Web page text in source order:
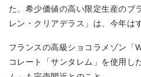
た、希少価値の高い限定生産のブ
レン・クリアデラス」は、今年は
フランスの高級ショコラメゾン「
コレート「サンタレム」を使用し